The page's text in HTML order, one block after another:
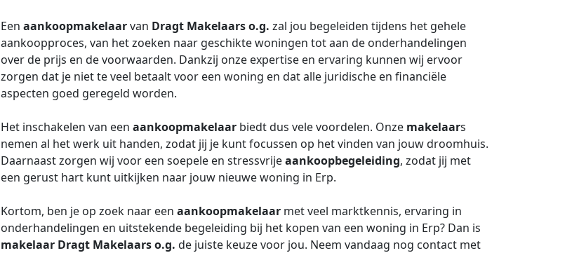
Een aankoopmakelaarvan Dragt Makelaars o.g. zal jou begeleiden tijdens het gehele
aankoopproces, van het zoeken naar geschikte woningen tot aan de onderhandelingen
over de prijs en de voorwaarden. Dankzij onze expertise en ervaring kunnen wij ervoor
zorgen dat je niet te veel betaalt voor een woning en dat alle juridische en financiële
aspecten goed geregeld worden.
Het inschakelen van een aankoopmakelaar biedt dus vele voordelen. Onze makelaars
nemen al het werk uit handen, zodat jij je kunt focussen op het vinden van jouw droomhuis.
Daarnaast zorgen wij voor een soepele en stressvrijeaankoopbegeleiding, zodat jij met
een gerust hart kunt uitkijken naar jouw nieuwe woning in Erp.
Kortom, ben je op zoek naar een aankoopmakelaar met veel marktkennis, ervaring in
onderhandelingen en uitstekende begeleiding bij het kopen van een woning in Erp? Dan is
makelaar Dragt Makelaars o.g. de juiste keuze voor jou. Neem vandaag nog contact met